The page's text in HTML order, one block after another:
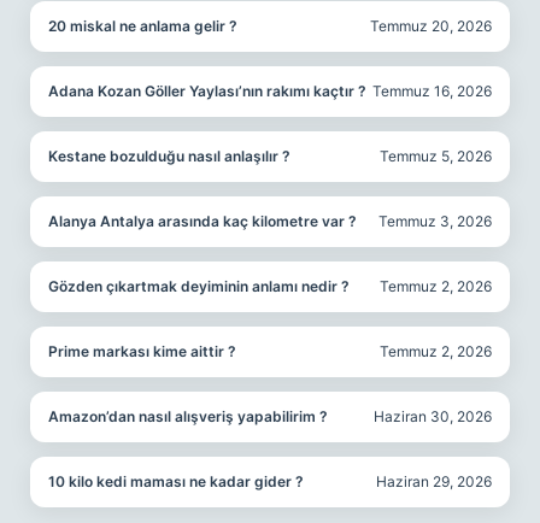
20 miskal ne anlama gelir ? Temmuz 20, 2026
Adana Kozan Göller Yaylası’nın rakımı kaçtır ? Temmuz 16, 2026
Kestane bozulduğu nasıl anlaşılır ? Temmuz 5, 2026
Alanya Antalya arasında kaç kilometre var ? Temmuz 3, 2026
Gözden çıkartmak deyiminin anlamı nedir ? Temmuz 2, 2026
Prime markası kime aittir ? Temmuz 2, 2026
Amazon’dan nasıl alışveriş yapabilirim ? Haziran 30, 2026
10 kilo kedi maması ne kadar gider ? Haziran 29, 2026